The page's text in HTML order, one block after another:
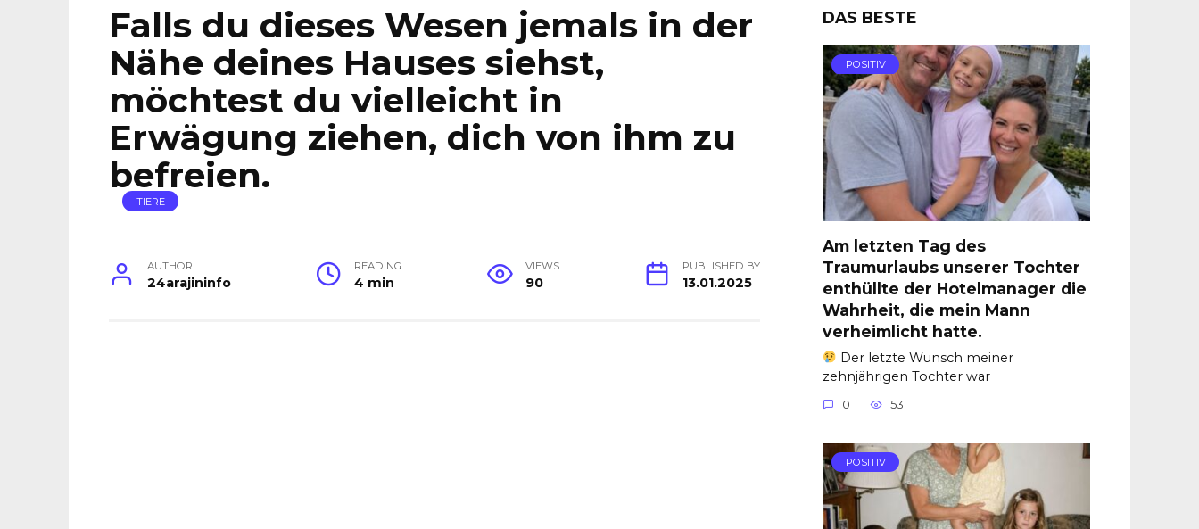
Falls du dieses Wesen jemals in der
Nähe deines Hauses siehst,
möchtest du vielleicht in
Erwägung ziehen, dich von ihm zu
befreien.
TIERE
AUTHOR
24arajininfo
READING
4 min
VIEWS
90
PUBLISHED BY
13.01.2025
DAS BESTE
POSITIV
Am letzten Tag des
Traumurlaubs unserer Tochter
enthüllte der Hotelmanager die
Wahrheit, die mein Mann
verheimlicht hatte.
Der letzte Wunsch meiner
zehnjährigen Tochter war
0 53
POSITIV